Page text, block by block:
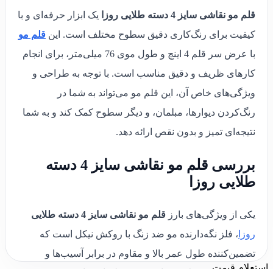
قلم مو نقاشی سایز 4 دسته طلایی روزا
یک ابزار حرفه‌ای و با
کیفیت برای رنگ‌کاری دقیق سطوح مختلف است. این قلم مو
با عرض سر قلم 4 اینچ و طول موی 76 میلی‌متر، برای انجام
کارهای ظریف و دقیق مناسب است. با توجه به طراحی و
ویژگی‌های خاص آن، این قلم مو می‌تواند به شما در
رنگ‌کردن دیوارها، مبلمان، و دیگر سطوح کمک کند و به شما
نتیجه‌ای تمیز و بدون نقص ارائه دهد.
بررسی
قلم مو نقاشی سایز 4 دسته
طلایی روزا
یکی از ویژگی‌های بارز قلم مو نقاشی سایز 4 دسته طلایی
روزا ، فلز نگه‌دارنده مو ضد زنگ با روکش نیکل است که
تضمین‌کننده طول عمر بالا و مقاوم در برابر آسیب‌ها و